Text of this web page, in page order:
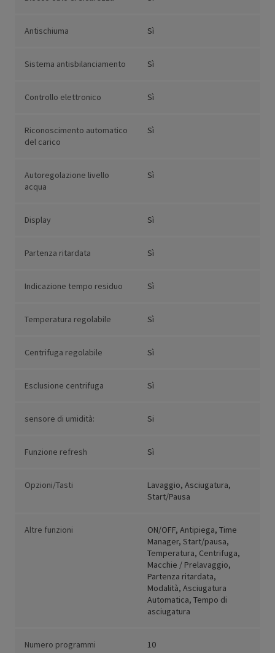
Antischiuma Sì
Sistema antisbilanciamento Sì
Controllo elettronico Sì
Riconoscimento automatico
del carico
Sì
Autoregolazione livello
acqua
Sì
Display Sì
Partenza ritardata Sì
Indicazione tempo residuo Sì
Temperatura regolabile Sì
Centrifuga regolabile Sì
Esclusione centrifuga Sì
sensore di umidità: Si
Funzione refresh Sì
Opzioni/Tasti
Lavaggio, Asciugatura,
Start/Pausa
Altre funzioni
ON/OFF, Antipiega, Time
Manager, Start/pausa,
Temperatura, Centrifuga,
Macchie / Prelavaggio,
Partenza ritardata,
Modalità, Asciugatura
Automatica, Tempo di
asciugatura
Numero programmi 10